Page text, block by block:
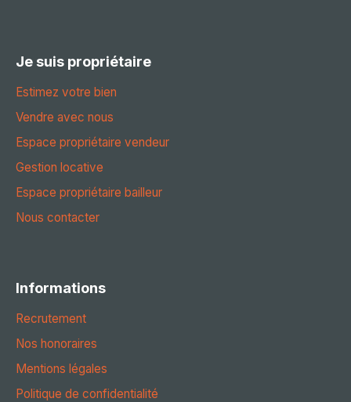
Je suis propriétaire
Estimez votre bien
Vendre avec nous
Espace propriétaire vendeur
Gestion locative
Espace propriétaire bailleur
Nous contacter
Informations
Recrutement
Nos honoraires
Mentions légales
Politique de confidentialité